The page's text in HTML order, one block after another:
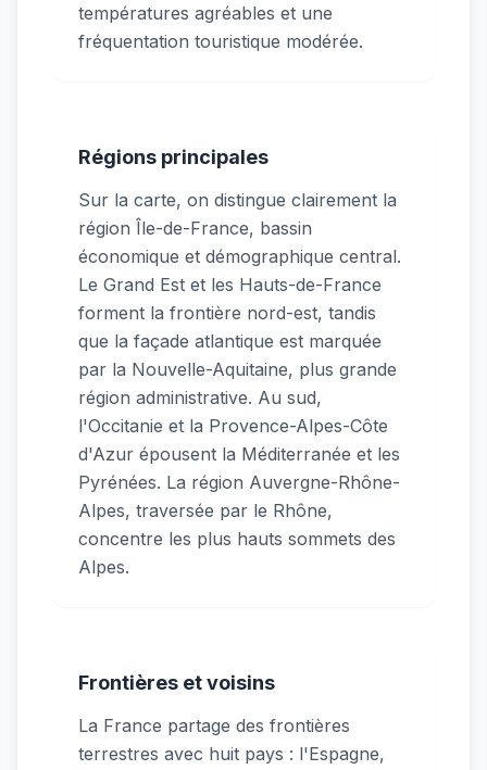
températures agréables et une
fréquentation touristique modérée.
Régions principales
Sur la carte, on distingue clairement la
région Île-de-France, bassin
économique et démographique central.
Le Grand Est et les Hauts-de-France
forment la frontière nord-est, tandis
que la façade atlantique est marquée
par la Nouvelle-Aquitaine, plus grande
région administrative. Au sud,
l'Occitanie et la Provence-Alpes-Côte
d'Azur épousent la Méditerranée et les
Pyrénées. La région Auvergne-Rhône-
Alpes, traversée par le Rhône,
concentre les plus hauts sommets des
Alpes.
Frontières et voisins
La France partage des frontières
terrestres avec huit pays : l'Espagne,